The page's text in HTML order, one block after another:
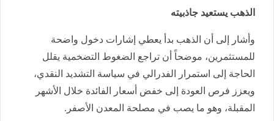
الذهب يستعيد جاذبيته
وأشار إلى أن الذهب بدأ يعطي إشارات دخول واضحة
للمستثمرين، موضحاً أن تراجع الضغوط التضخمية يقلل
الحاجة إلى استمرار الفدرالي في سياسة التشديد النقدي،
ويعزز فرص العودة إلى خفض أسعار الفائدة خلال الأشهر
المقبلة، وهو ما يصب في مصلحة المعدن الأصفر.